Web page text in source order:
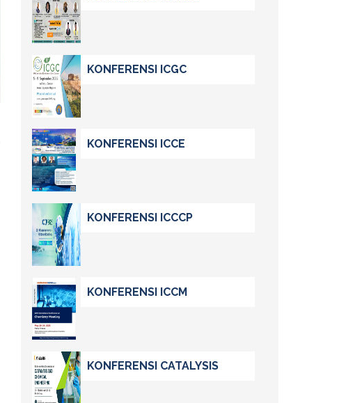
KONFERENSI ICGC
KONFERENSI ICCE
KONFERENSI ICCCP
KONFERENSI ICCM
KONFERENSI CATALYSIS